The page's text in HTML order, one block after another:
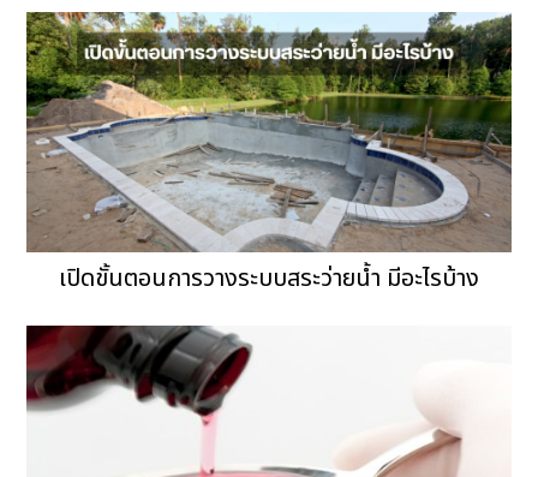
เปิดขั้นตอนการวางระบบสระว่ายน้ำ มีอะไรบ้าง